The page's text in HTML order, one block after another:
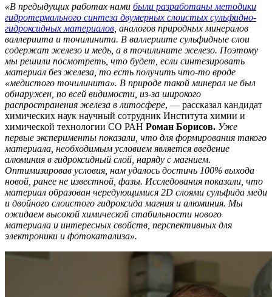
«В предыдущих работах нами были разработаны методики
гидротермального синтеза двумерных слоистых сульфидно-
гидроксидных материалов , аналогов природных минералов
валлериита и точилинита. В валлериите сульфидные слои
содержат железо и медь, а в точилините железо. Поэтому
мы решили посмотреть, что будет, если синтезировать
материал без железа, то есть получить что-то вроде
«медистого точилинита». В природе такой минерал не был
обнаружен, по всей видимости, из-за широкого
распространения железа в литосфере, — рассказал кандидат
химических наук научный сотрудник Института химии и
химической технологии СО РАН Роман Борисов. Уже
первые эксперименты показали, что для формирования такого
материала, необходимым условием является введение
алюминия в гидроксидный слой, наряду с магнием.
Оптимизировав условия, нам удалось достичь 100% выхода
новой, ранее не известной, фазы. Исследования показали, что
материал образован чередующимися 2D слоями сульфида меди
и двойного слоистого гидроксида магния и алюминия. Мы
ожидаем высокой химической стабильности нового
материала и интересных свойств, перспективных для
электроники и фотокатализа».